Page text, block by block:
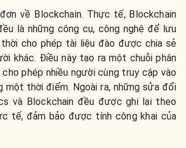
về Blockchain. Thực tế, Blockchain
là những công cụ, công nghệ để lưu
cho phép tài liệu đào được chia sẻ
khác. Điều này tạo ra một chuỗi phân
phép nhiều người cùng truy cập vào
một thời điểm. Ngoài ra, những sửa đổi
và Blockchain đều được ghi lại theo
tế, đảm bảo được tính công khai của